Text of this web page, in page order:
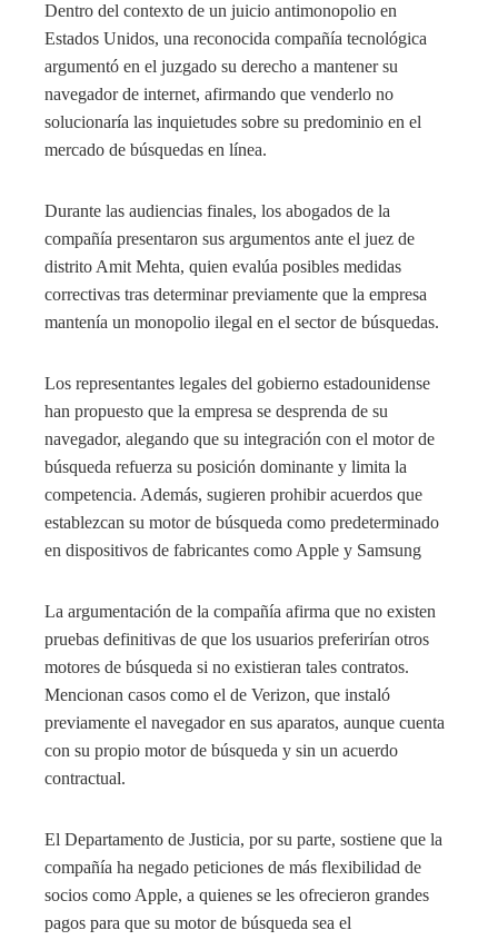
Dentro del contexto de un juicio antimonopolio en
Estados Unidos, una reconocida compañía tecnológica
argumentó en el juzgado su derecho a mantener su
navegador de internet, afirmando que venderlo no
solucionaría las inquietudes sobre su predominio en el
mercado de búsquedas en línea.
Durante las audiencias finales, los abogados de la
compañía presentaron sus argumentos ante el juez de
distrito Amit Mehta, quien evalúa posibles medidas
correctivas tras determinar previamente que la empresa
mantenía un monopolio ilegal en el sector de búsquedas.
Los representantes legales del gobierno estadounidense
han propuesto que la empresa se desprenda de su
navegador, alegando que su integración con el motor de
búsqueda refuerza su posición dominante y limita la
competencia. Además, sugieren prohibir acuerdos que
establezcan su motor de búsqueda como predeterminado
en dispositivos de fabricantes como Apple y Samsung
La argumentación de la compañía afirma que no existen
pruebas definitivas de que los usuarios preferirían otros
motores de búsqueda si no existieran tales contratos.
Mencionan casos como el de Verizon, que instaló
previamente el navegador en sus aparatos, aunque cuenta
con su propio motor de búsqueda y sin un acuerdo
contractual.
El Departamento de Justicia, por su parte, sostiene que la
compañía ha negado peticiones de más flexibilidad de
socios como Apple, a quienes se les ofrecieron grandes
pagos para que su motor de búsqueda sea el